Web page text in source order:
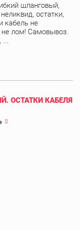
шланговый,
остатки,
кабель не
лом! Самовывоз.
ОСТАТКИ КАБЕЛЯ
0